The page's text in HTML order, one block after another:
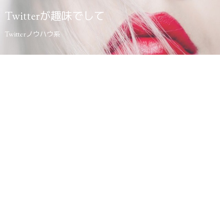
Twitterが趣味でして
Twitterノウハウ系